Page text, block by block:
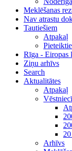
Meklēšanas
Nav atrastu
Tautiešiem
Atpakaļ
Rīga - Eiropas
Ziņu arhīvs
Search
Aktualitātes
Atpakaļ
Arhīvs